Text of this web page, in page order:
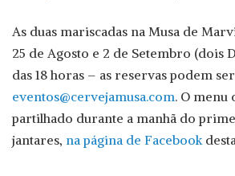
As duas mariscadas na Musa de
25 de Agosto e 2 de Setembro (dois
das 18 horas – as reservas podem
eventos@cervejamusa.com. O menu
partilhado durante a manhã do
jantares, na página de Facebook